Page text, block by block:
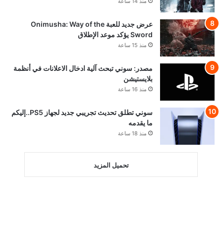
عرض جديد للعبة Onimusha: Way of the
Sword يؤكد موعد الإطلاق
منذ 15 ساعة
مصدر: سوني تبحث آلية ادخال الاعلانات في أنظمة
بلايستيشن
منذ 16 ساعة
سوني تطلق تحديث تجريبي جديد لجهاز PS5..إليكم
ما يقدمه
منذ 18 ساعة
تحميل المزيد